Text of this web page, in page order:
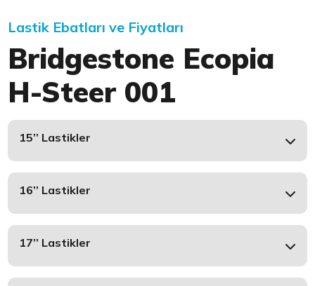
Lastik Ebatları ve Fiyatları
Bridgestone Ecopia
H-Steer 001
15’’ Lastikler
16’’ Lastikler
17’’ Lastikler